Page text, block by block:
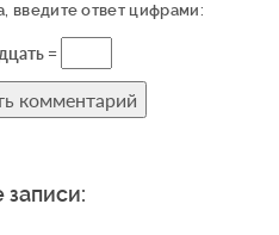
введите ответ цифрами:
=